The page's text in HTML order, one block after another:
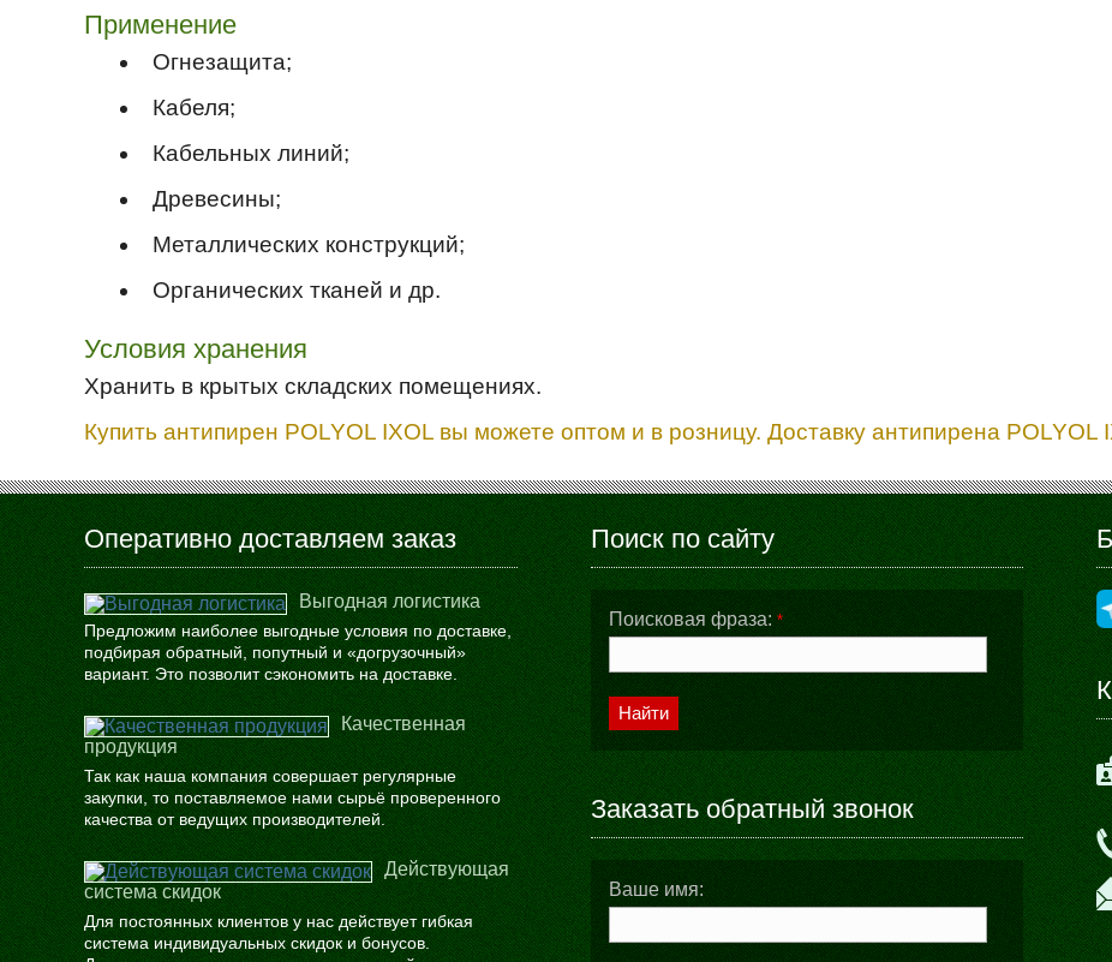
Применение
Огнезащита;
Кабеля;
Кабельных линий;
Древесины;
Металлических конструкций;
Органических тканей и др.
Условия хранения
Хранить в крытых складских помещениях.
Купить антипирен POLYOL IXOL вы можете оптом и в розницу. Доставку антипирена
Оперативно доставляем заказ
Выгодная логистика
Предложим наиболее выгодные условия по доставке,
подбирая обратный, попутный и «догрузочный»
вариант. Это позволит сэкономить на доставке.
Качественная
продукция
Так как наша компания совершает регулярные
закупки, то поставляемое нами сырьё проверенного
качества от ведущих производителей.
Действующая
система скидок
Для постоянных клиентов у нас действует гибкая
система индивидуальных скидок и бонусов.
Поиск по сайту
Поисковая фраза: *
Найти
Заказать обратный звонок
Ваше имя: